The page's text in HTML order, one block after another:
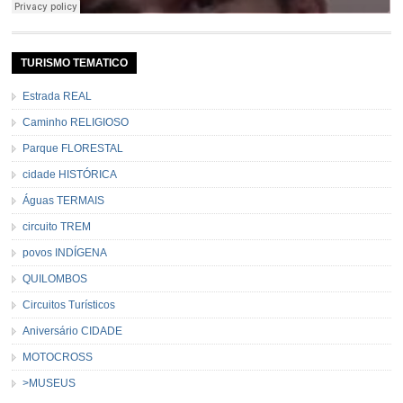
TURISMO TEMATICO
Estrada REAL
Caminho RELIGIOSO
Parque FLORESTAL
cidade HISTÓRICA
Águas TERMAIS
circuito TREM
povos INDÍGENA
QUILOMBOS
Circuitos Turísticos
Aniversário CIDADE
MOTOCROSS
>MUSEUS